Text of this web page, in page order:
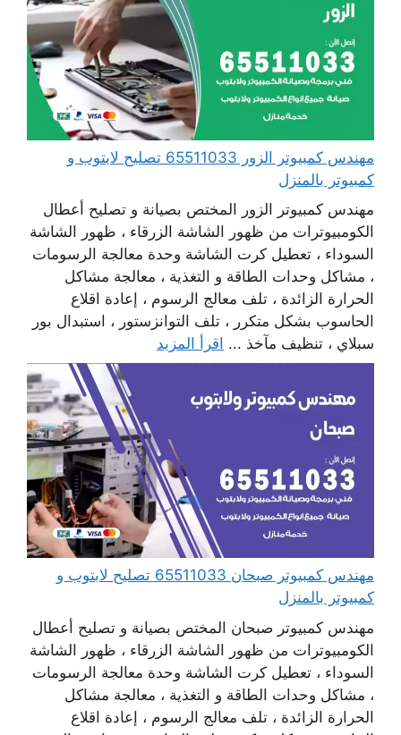
مهندس كمبيوتر الزور 65511033 تصليح لابتوب و
كمبيوتر بالمنزل
مهندس كمبيوتر الزور المختص بصيانة و تصليح أعطال
الكومبيوترات من ظهور الشاشة الزرقاء ، ظهور الشاشة
السوداء ، تعطيل كرت الشاشة وحدة معالجة الرسومات
، مشاكل وحدات الطاقة و التغذية ، معالجة مشاكل
الحرارة الزائدة ، تلف معالج الرسوم ، إعادة اقلاع
الحاسوب بشكل متكرر ، تلف التوانزستور ، استبدال بور
سبلاي ، تنظيف مآخذ ... اقرأ المزيد
مهندس كمبيوتر صبحان 65511033 تصليح لابتوب و
كمبيوتر بالمنزل
مهندس كمبيوتر صبحان المختص بصيانة و تصليح أعطال
الكومبيوترات من ظهور الشاشة الزرقاء ، ظهور الشاشة
السوداء ، تعطيل كرت الشاشة وحدة معالجة الرسومات
، مشاكل وحدات الطاقة و التغذية ، معالجة مشاكل
الحرارة الزائدة ، تلف معالج الرسوم ، إعادة اقلاع